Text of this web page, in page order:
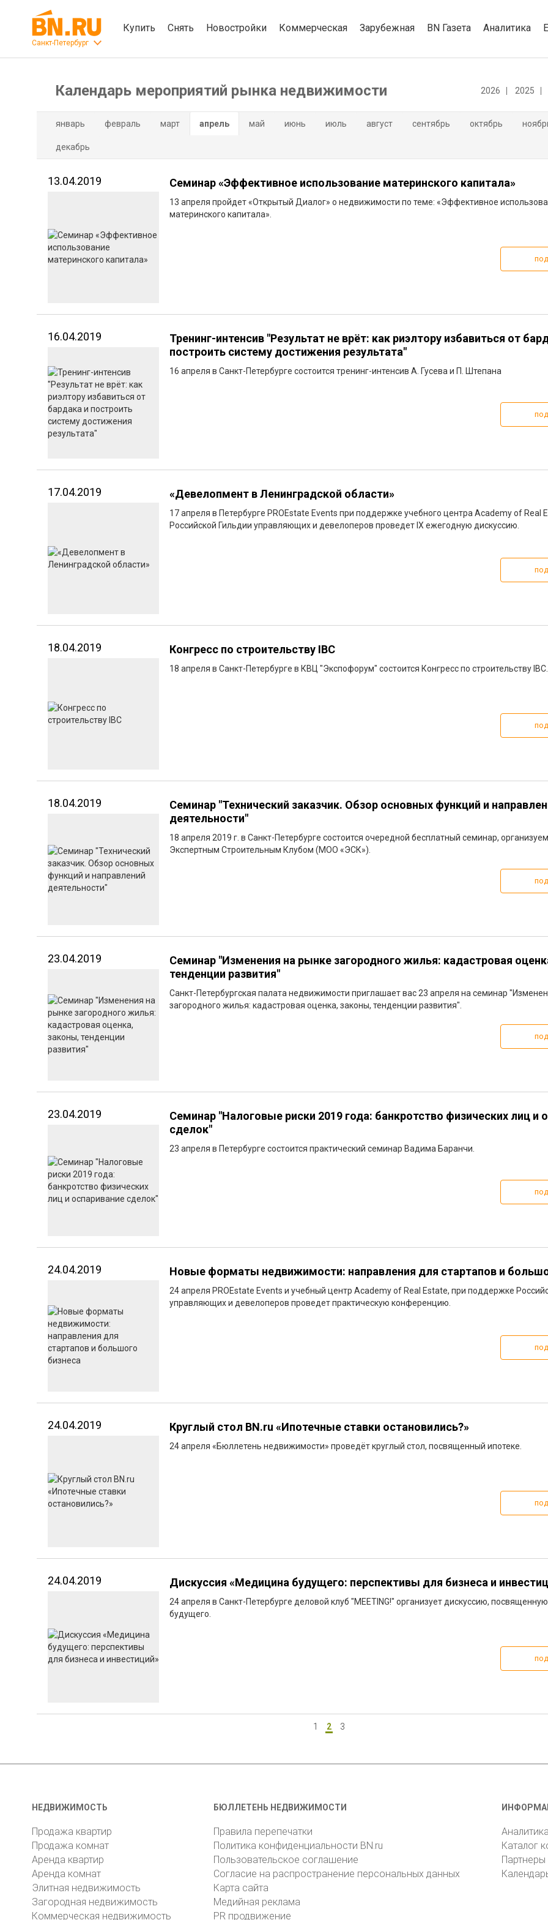
Санкт-Петербург
Купить Снять Новостройки Коммерческая Зарубежная BN Газета Аналитика
Календарь мероприятий рынка недвижимости 2026 2025
январь февраль март апрель май июнь июль август сентябрь октябрь
декабрь
13.04.2019 Семинар «Эффективное использование материнского капитала»
13 апреля пройдет «Открытый Диалог» о недвижимости по теме: «Эффективное
материнского капитала».
16.04.2019
Тренинг-интенсив "Результат не врёт: как риэлтору избавиться от
построить систему достижения результата"
16 апреля в Санкт-Петербурге состоится тренинг-интенсив А. Гусева и П. Штепана
17.04.2019 «Девелопмент в Ленинградской области»
17 апреля в Петербурге PROEstate Events при поддержке учебного центра Academy of Real
Российской Гильдии управляющих и девелоперов проведет IX ежегодную дискуссию.
18.04.2019 Конгресс по строительству IBC
18 апреля в Санкт-Петербурге в КВЦ "Экспофорум" состоится Конгресс по строительству IBC.
18.04.2019
Семинар "Технический заказчик. Обзор основных функций и
деятельности"
18 апреля 2019 г. в Санкт-Петербурге состоится очередной бесплатный семинар,
Экспертным Строительным Клубом (МОО «ЭСК»).
23.04.2019
Семинар "Изменения на рынке загородного жилья: кадастровая
тенденции развития"
Санкт-Петербургская палата недвижимости приглашает вас 23 апреля на семинар
загородного жилья: кадастровая оценка, законы, тенденции развития".
23.04.2019
Семинар "Налоговые риски 2019 года: банкротство физических лиц и
сделок"
23 апреля в Петербурге состоится практический семинар Вадима Баранчи.
24.04.2019 Новые форматы недвижимости: направления для стартапов и
24 апреля PROEstate Events и учебный центр Academy of Real Estate, при поддержке
управляющих и девелоперов проведет практическую конференцию.
24.04.2019 Круглый стол BN.ru «Ипотечные ставки остановились?»
24 апреля «Бюллетень недвижимости» проведёт круглый стол, посвященный ипотеке.
24.04.2019 Дискуссия «Медицина будущего: перспективы для бизнеса и
24 апреля в Санкт-Петербурге деловой клуб "MEETING!" организует дискуссию,
будущего.
1 2 3
НЕДВИЖИМОСТЬ
Продажа квартир
Продажа комнат
Аренда квартир
Аренда комнат
Элитная недвижимость
Загородная недвижимость
Коммерческая недвижимость
БЮЛЛЕТЕНЬ НЕДВИЖИМОСТИ
Правила перепечатки
Политика конфиденциальности BN.ru
Пользовательское соглашение
Согласие на распространение персональных данных
Карта сайта
Медийная реклама
PR продвижение
Каталог
Партнеры